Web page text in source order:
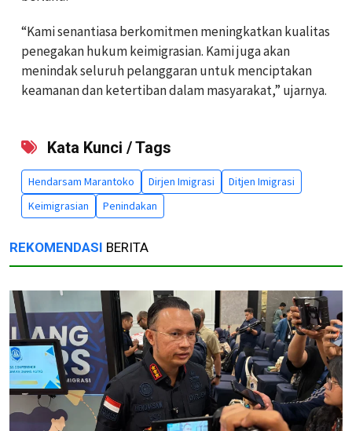
“Kami senantiasa berkomitmen meningkatkan kualitas
penegakan hukum keimigrasian. Kami juga akan
menindak seluruh pelanggaran untuk menciptakan
keamanan dan ketertiban dalam masyarakat,” ujarnya.
Kata Kunci / Tags
Hendarsam Marantoko Dirjen Imigrasi
Ditjen Imigrasi
Keimigrasian
Penindakan
REKOMENDASI BERITA